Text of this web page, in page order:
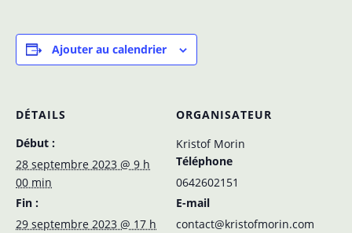
Ajouter au calendrier
DÉTAILS
Début :
28 septembre 2023 @ 9 h
00 min
Fin :
29 septembre 2023 @ 17 h
ORGANISATEUR
Kristof Morin
Téléphone
0642602151
E-mail
contact@kristofmorin.com